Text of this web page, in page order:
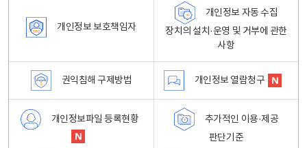
개인정보 보호책임자
개인정보 자동 수집
장치의 설치·운영 및 거부에 관한
사항
권익침해 구제방법 개인정보 열람청구
개인정보파일 등록현황
추가적인 이용·제공
판단기준